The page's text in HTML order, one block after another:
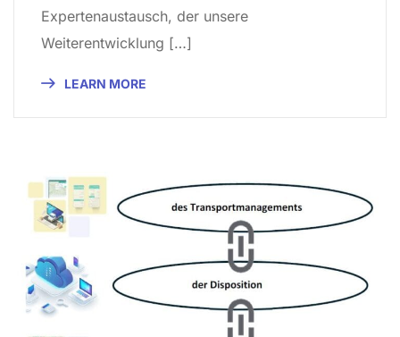
Expertenaustausch, der unsere
Weiterentwicklung […]
LEARN MORE